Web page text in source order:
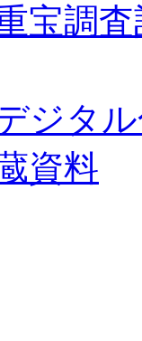
宝調
ジタ
資料